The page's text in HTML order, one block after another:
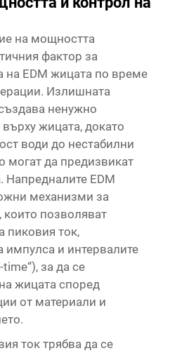
на мощността
фактор за
EDM жицата по време
Излишната
ненужно
жицата, докато
води до нестабилни
могат да предизвикат
Напредналите EDM
механизми за
които позволяват
пиковия ток,
импулса и интервалите
за да се
жицата според
от материали и
ток трябва да се